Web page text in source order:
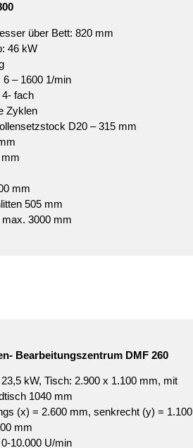
über Bett: 820 mm
46 kW
6 – 1600 1/min
fach
Zyklen
D20 – 315 mm
mm
505 mm
3000 mm
Bearbeitungszentrum DMF 260
kW, Tisch: 2.900 x 1.100 mm, mit
1040 mm
(x) = 2.600 mm, senkrecht (y) = 1.100
mm
10.000 U/min